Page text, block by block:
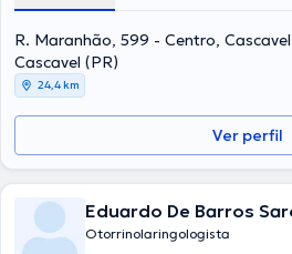
R. Maranhão, 599 - Centro,
Cascavel (PR)
24,4 km
Ver perfil
Eduardo De Barros
Otorrinolaringologista